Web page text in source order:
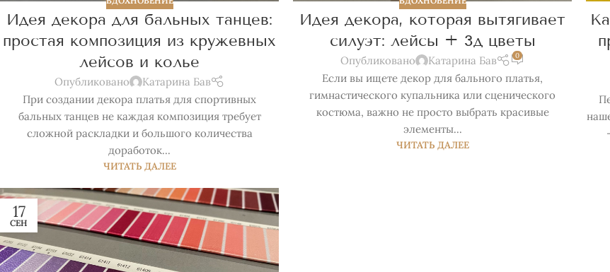
Идея декора для бальных танцев:
простая композиция из кружевных
лейсов и колье
Опубликовано
Катарина Бав
При создании декора платья для спортивных
бальных танцев не каждая композиция требует
сложной раскладки и большого количества
доработок...
ЧИТАТЬ ДАЛЕЕ
Идея декора, которая вытягивает
силуэт: лейсы + 3д цветы
Опубликовано Катарина Бав 0
Если вы ищете декор для бального платья,
гимнастического купальника или сценического
костюма, важно не просто выбрать красивые
элементы...
ЧИТАТЬ ДАЛЕЕ
17
СЕН